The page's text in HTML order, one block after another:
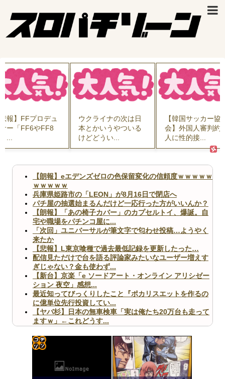
報】FFプロデュ
ー「FF6やFF8
ウクライナの次は日
本とかいうやついる
けどどうい...
【韓国サッカー協
会】外国人審判約
人に性的接...
【朗報】eエデンズゼロの色保留変化の信頼度ｗｗｗｗｗ
ｗｗｗｗｗ
兵庫県姫路市の「LEON」が8月16日で閉店へ
パチ屋の抽選始まるんだけど一応行った方がいいんか？
【朗報】「あの椅子カバー」のカプセルトイ、爆誕。自
宅や職場をパチンコ屋に...
「次回」ユニバーサルが筆文字で匂わせ投稿…ようやく
来たか
【悲報】L東京喰種で過去最低記録を更新したった…
配信見ただけで台を語る評論家みたいなユーザー増えす
ぎじゃない？金も使わず...
【新台】京楽「e ソードアート・オンライン アリシゼー
ション 夜空」感想...
最近知ってびっくりしたこと『ポカリスエットを作るの
に億単位先行投資してい...
【ヤバ杉】日本の無車検車「実は俺たち20万台も走って
ますｗ」←これどうす...
【画像】ペプシコーラ社、「こういうのでいいんだよ」
な新商品を発売